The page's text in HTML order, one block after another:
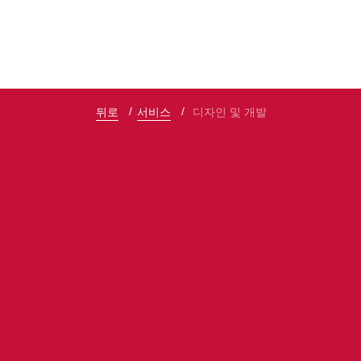
뒤로 서비스 디자인 및 개발